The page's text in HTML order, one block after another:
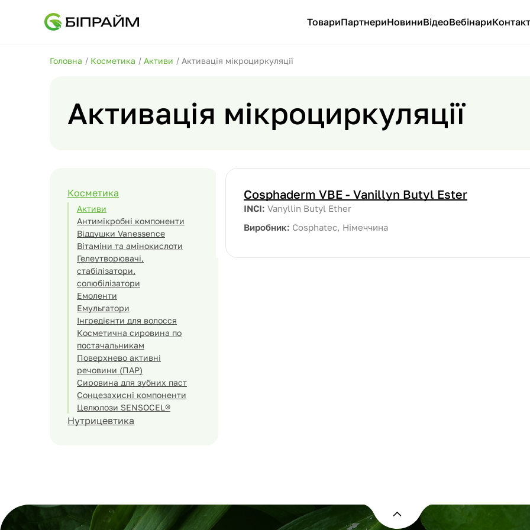
ТовариПартнериНовиниВідеоВебінари
Головна / Косметика / Активи / Активація мікроциркуляції
Активація мікроциркуляції
Косметика
Активи
Антимікробні компоненти
Віддушки Vanessence
Вітаміни та амінокислоти
Гелеутворювачі,
стабілізатори,
солюбілізатори
Емоленти
Емульгатори
Інгредієнти для волосся
Косметична сировина по
постачальникам
Поверхнево активні
речовини (ПАР)
Сировина для зубних паст
Сонцезахисні компоненти
Целюлози SENSOCEL®
Нутрицевтика
Cosphaderm VBE - Vanillyn Butyl Ester
INCI: Vanyllin Butyl Ether
Виробник: Cosphatec, Німеччина